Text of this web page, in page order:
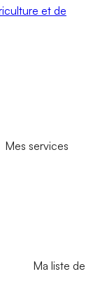
et de
Mes services
Ma liste de